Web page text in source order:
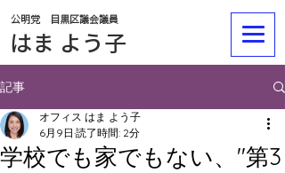
公明党 目黒区議会議員
​​はま よう子
記事
学校でも家でもない、"第3
オフィス はま よう子
6月9日 読了時間: 2分